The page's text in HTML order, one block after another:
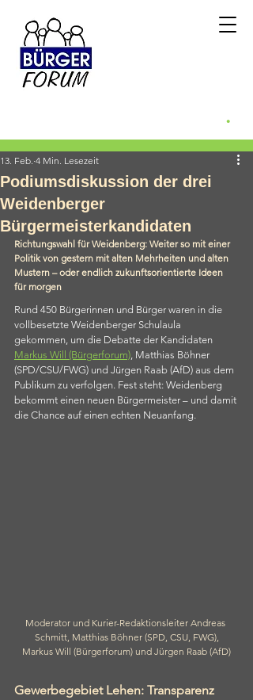
.
Podiumsdiskussion der drei
Weidenberger
Bürgermeisterkandidaten
13. Feb. 4 Min. Lesezeit
Richtungswahl für Weidenberg: Weiter so mit einer
Politik von gestern mit alten Mehrheiten und alten
Mustern – oder endlich zukunftsorientierte Ideen
für morgen
Rund 450 Bürgerinnen und Bürger waren in die
vollbesetzte Weidenberger Schulaula
gekommen, um die Debatte der Kandidaten
Markus Will (Bürgerforum), Matthias Böhner
(SPD/CSU/FWG) und Jürgen Raab (AfD) aus dem
Publikum zu verfolgen. Fest steht: Weidenberg
bekommt einen neuen Bürgermeister – und damit
die Chance auf einen echten Neuanfang.
Moderator und Kurier-Redaktionsleiter Andreas
Schmitt, Matthias Böhner (SPD, CSU, FWG),
Markus Will (Bürgerforum) und Jürgen Raab (AfD)
Gewerbegebiet Lehen: Transparenz